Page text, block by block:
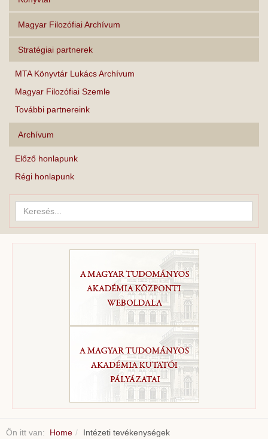
Magyar Filozófiai Archívum
Stratégiai partnerek
MTA Könyvtár Lukács Archívum
Magyar Filozófiai Szemle
További partnereink
Archívum
Előző honlapunk
Régi honlapunk
Keresés...
Ön itt van: Home Intézeti tevékenységek